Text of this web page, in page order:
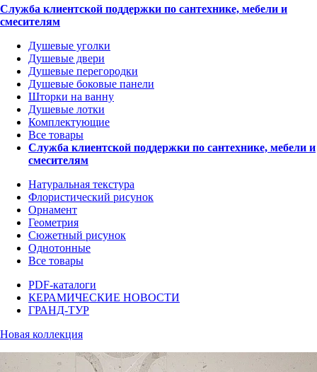
Служба клиентской поддержки по сантехнике, мебели и
смесителям
Душевые уголки
Душевые двери
Душевые перегородки
Душевые боковые панели
Шторки на ванну
Душевые лотки
Комплектующие
Все товары
Служба клиентской поддержки по сантехнике, мебели и
смесителям
Натуральная текстура
Флористический рисунок
Орнамент
Геометрия
Сюжетный рисунок
Однотонные
Все товары
PDF-каталоги
КЕРАМИЧЕСКИЕ НОВОСТИ
ГРАНД-ТУР
Новая коллекция